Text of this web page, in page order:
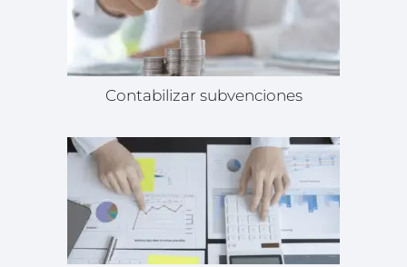
Contabilizar subvenciones